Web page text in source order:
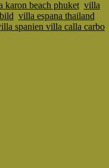
karon beach phuket villa
villa espana thailand
spanien villa calla carbo